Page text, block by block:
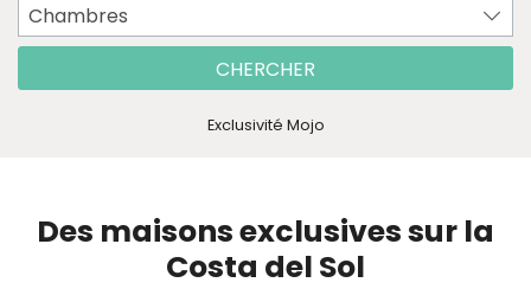
Chambres
CHERCHER
Exclusivité Mojo
Des maisons exclusives sur la
Costa del Sol